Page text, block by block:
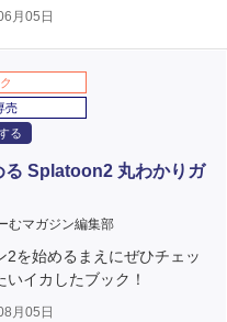
月05日
売
る
る Splatoon2 丸わかりガ
むマガジン編集部
2を始めるまえにぜひチェッ
いイカしたブック！
月05日